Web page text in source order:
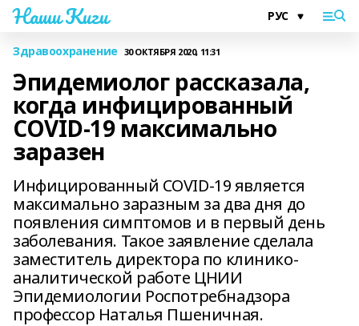
Наши Киги
Здравоохранение 30 ОКТЯБРЯ 2020, 11:31
Эпидемиолог рассказала,
когда инфицированный
COVID-19 максимально
заразен
Инфицированный COVID-19 является
максимально заразным за два дня до
появления симптомов и в первый день
заболевания. Такое заявление сделала
заместитель директора по клинико-
аналитической работе ЦНИИ
Эпидемиологии Роспотребнадзора
профессор Наталья Пшеничная.